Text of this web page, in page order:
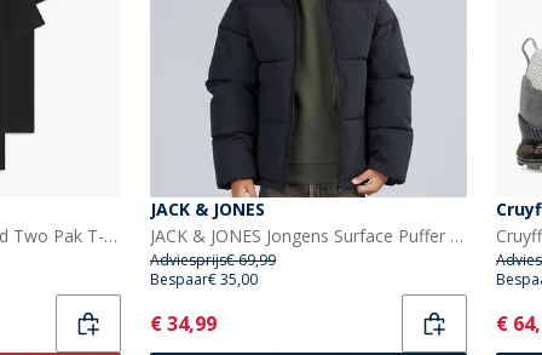
HUGO Heren Hugo Round Two Pak T-shirts Zwart
JACK & JONES
JACK & JONES Jongens Surface Puffer Jas Zwart
Adviesprijs€ 69,99
Bespaar€ 35,00
Current
€ 34,99 €